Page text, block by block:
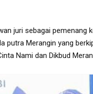
juri sebagai pemenang
putra Merangin yang
Nami dan Dikbud